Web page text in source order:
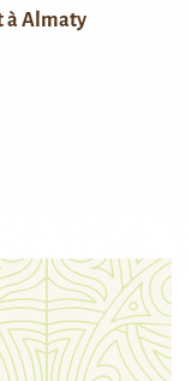
à Almaty